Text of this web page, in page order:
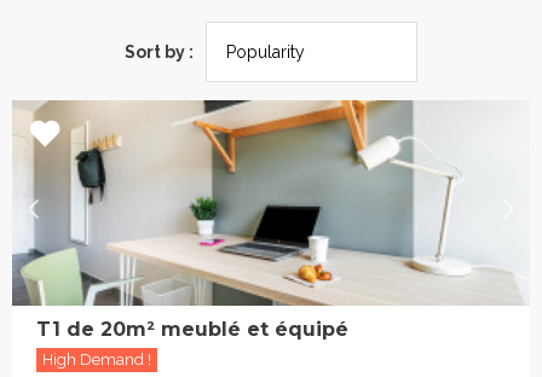
Sort by :
T1 de 20m² meublé et équipé
High Demand !